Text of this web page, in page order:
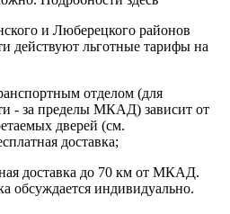
и Люберецкого районов
действуют льготные тарифы на
отделом (для
- за пределы МКАД) зависит от
дверей (см.
доставка;
доставка до 70 км от МКАД.
обсуждается индивидуально.